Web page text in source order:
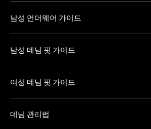
남성 언더웨어 가이드
남성 데님 핏 가이드
여성 데님 핏 가이드
데님 관리법